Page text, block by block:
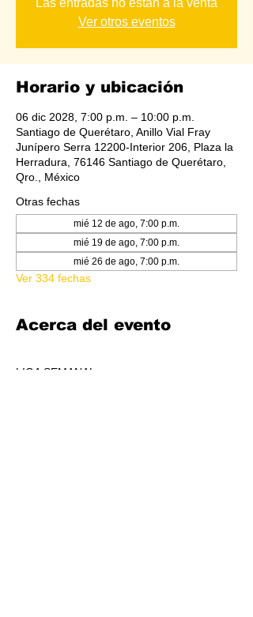
Las entradas no están a la venta
Ver otros eventos
Horario y ubicación
06 dic 2028, 7:00 p.m. – 10:00 p.m.
Santiago de Querétaro, Anillo Vial Fray
Junípero Serra 12200-Interior 206, Plaza la
Herradura, 76146 Santiago de Querétaro,
Qro., México
Otras fechas
mié 12 de ago, 7:00 p.m.
mié 19 de ago, 7:00 p.m.
mié 26 de ago, 7:00 p.m.
Ver 334 fechas
Acerca del evento
LIGA SEMANAL